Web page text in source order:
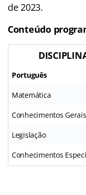
de 2023.
Conteúdo
Português
Matemática
Conhecimentos Gerais
Legislação
Conhecimentos